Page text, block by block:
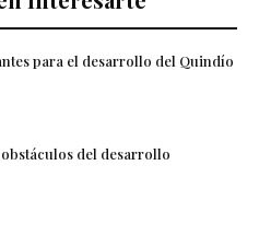
para el desarrollo del Quindío
del desarrollo